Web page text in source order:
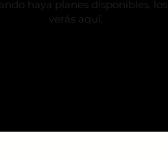
haya planes disponibles, los
verás aquí.